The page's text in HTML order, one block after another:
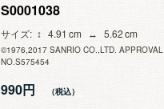
S0001038
サイズ 4.91 5.62
©1976,2017 SANRIO CO.,LTD. APPROVAL
NO.S575454
990円